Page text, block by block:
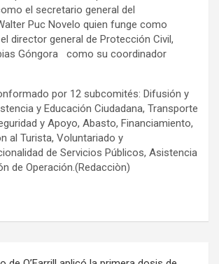
el secretario general del
Puc Novelo quien funge como
director general de Protección Civil,
Góngora como su coordinador
por 12 subcomités: Difusión y
y Educación Ciudadana, Transporte
y Apoyo, Abasto, Financiamiento,
al Turista, Voluntariado y
de Servicios Públicos, Asistencia
de Operación.(Redacciòn)